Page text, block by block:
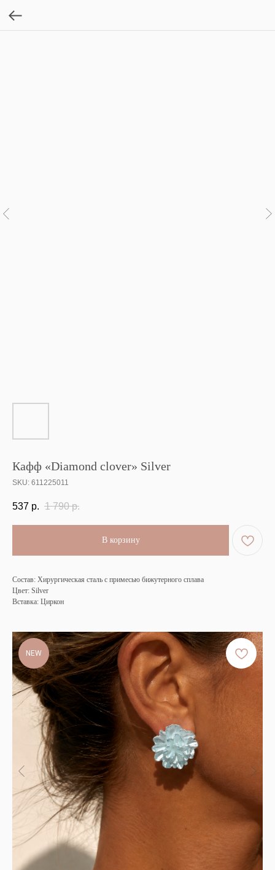
Кафф «Diamond clover» Silver
SKU: 611225011
537 р. 1 790 р.
В корзину
Состав: Хирургическая сталь с примесью бижутерного сплава
Цвет: Silver
Вставка: Циркон
NEW